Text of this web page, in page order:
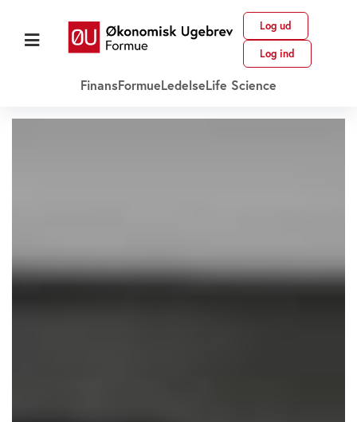
Log ud
Log ind
FinansFormueLedelseLife Science